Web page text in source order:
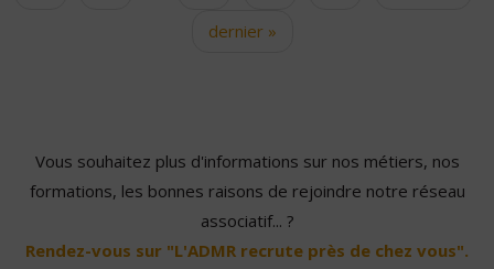
dernier »
Vous souhaitez plus d'informations sur nos métiers, nos
formations, les bonnes raisons de rejoindre notre réseau
associatif... ?
Rendez-vous sur "L'ADMR recrute près de chez vous".